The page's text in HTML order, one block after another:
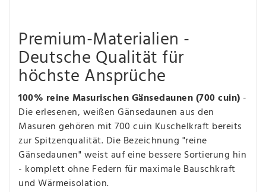
Premium-Materialien -
Deutsche Qualität für
höchste Ansprüche
100% reine Masurischen Gänsedaunen (700 cuin) -
Die erlesenen, weißen Gänsedaunen aus den
Masuren gehören mit 700 cuin Kuschelkraft bereits
zur Spitzenqualität. Die Bezeichnung "reine
Gänsedaunen" weist auf eine bessere Sortierung hin
- komplett ohne Federn für maximale Bauschkraft
und Wärmeisolation.